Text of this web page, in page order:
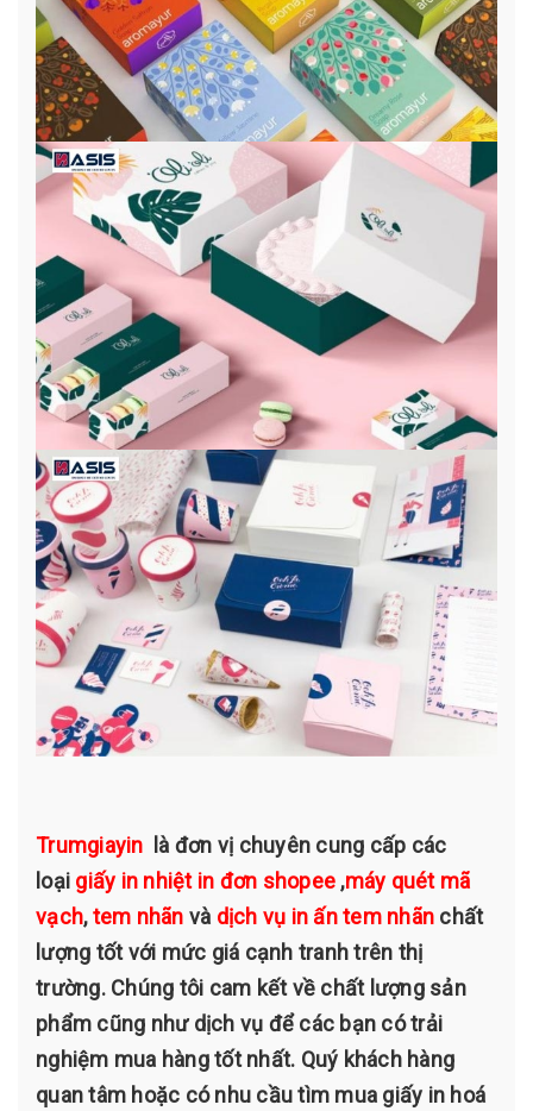
Trumgiayin là đơn vị chuyên cung cấp các
loại giấy in nhiệt in đơn shopee ,máy quét mã
vạch,tem nhãn và dịch vụ in ấn tem nhãn chất
lượng tốt với mức giá cạnh tranh trên thị
trường. Chúng tôi cam kết về chất lượng sản
phẩm cũng như dịch vụ để các bạn có trải
nghiệm mua hàng tốt nhất. Quý khách hàng
quan tâm hoặc có nhu cầu tìm mua giấy in hoá